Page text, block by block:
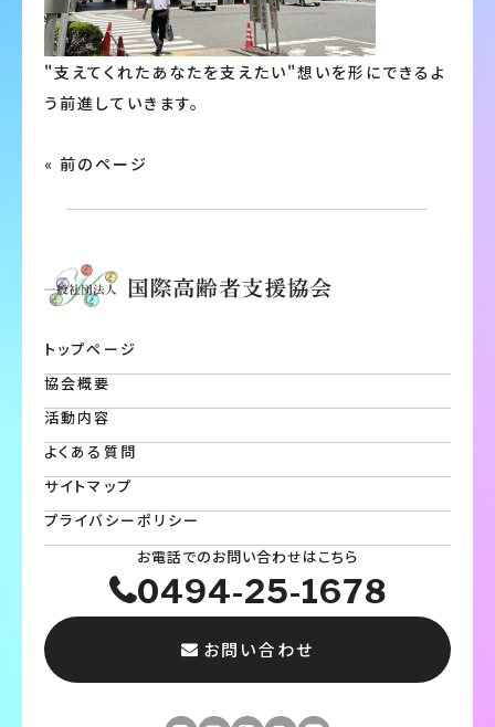
"支えてくれたあなたを支えたい"想いを形にできるよ
う前進していきます。
« 前のページ
トップページ
協会概要
活動内容
よくある質問
サイトマップ
プライバシーポリシー
お電話でのお問い合わせはこちら
0494-25-1678
お問い合わせ